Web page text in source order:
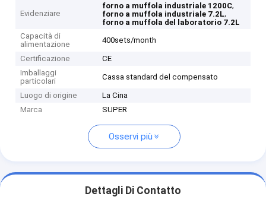
Evidenziare
forno a muffola industriale 1200C,
forno a muffola industriale 7.2L,
forno a muffola del laboratorio 7.2L
Capacità di
alimentazione
400sets/month
Certificazione
CE
Imballaggi
particolari
Cassa standard del compensato
Luogo di origine
La Cina
Marca
SUPER
Osservi più
Dettagli Di Contatto